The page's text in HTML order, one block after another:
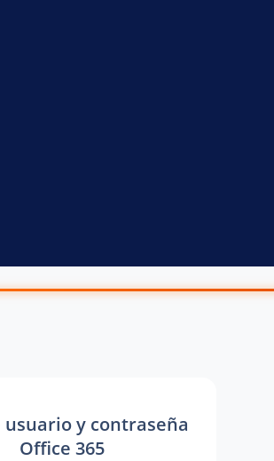
usuario y contraseña
Office 365